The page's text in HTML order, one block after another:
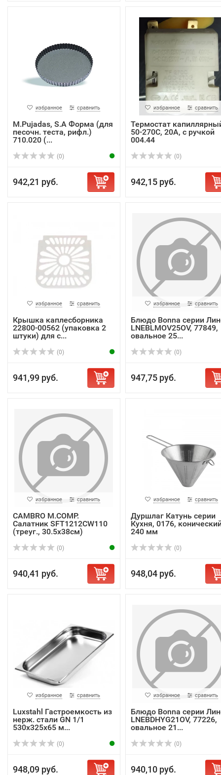
избранное сравнить
M.Pujadas, S.A Форма (для
песочн. теста, рифл.)
710.020 (...
(0)
942,21 руб.
избранное сравнить
Термостат
50-270С, 20А, с ручкой
004.44
(0)
942,15 руб.
избранное сравнить
Крышка каплесборника
22800-00562 (упаковка 2
штуки) для с...
(0)
941,99 руб.
избранное сравнить
Блюдо Bonna серии
LNEBLMOV25OV, 77849,
овальное 25...
(0)
947,75 руб.
избранное сравнить
CAMBRO M.COMP.
Салатник SFT1212CW110
(треуг., 30.5х38см)
(0)
940,41 руб.
избранное сравнить
Дуршлаг Катунь серии
Кухня, 0176,
240 мм
(0)
948,04 руб.
избранное сравнить
Luxstahl Гастроемкость из
нерж. стали GN 1/1
530х325х65 м...
(0)
948,09 руб.
избранное сравнить
Блюдо Bonna серии
LNEBDHYG21OV, 77226,
овальное 21...
(0)
940,10 руб.